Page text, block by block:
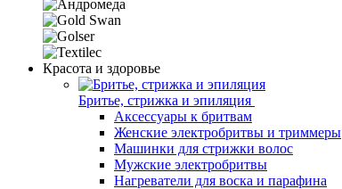
Красота и здоровье
Бритье, стрижка и эпиляция
Аксессуары к бритвам
Женские электробритвы и триммеры
Машинки для стрижки волос
Мужские электробритвы
Нагреватели для воска и парафина